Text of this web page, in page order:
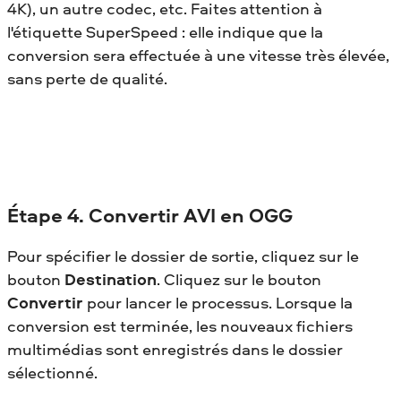
4K), un autre codec, etc. Faites attention à
l'étiquette SuperSpeed : elle indique que la
conversion sera effectuée à une vitesse très élevée,
sans perte de qualité.
Étape 4. Convertir AVI en OGG
Pour spécifier le dossier de sortie, cliquez sur le
bouton Destination. Cliquez sur le bouton
Convertir pour lancer le processus. Lorsque la
conversion est terminée, les nouveaux fichiers
multimédias sont enregistrés dans le dossier
sélectionné.